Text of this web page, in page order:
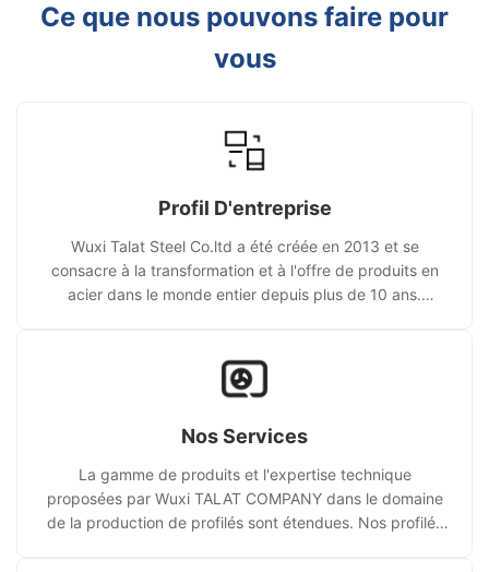
Ce que nous pouvons faire pour
vous
Profil D'entreprise
Wuxi Talat Steel Co.ltd a été créée en 2013 et se
consacre à la transformation et à l'offre de produits en
acier dans le monde entier depuis plus de 10 ans.
Nos Services
La gamme de produits et l'expertise technique
proposées par Wuxi TALAT COMPANY dans le domaine
de la production de profilés sont étendues. Nos profilés